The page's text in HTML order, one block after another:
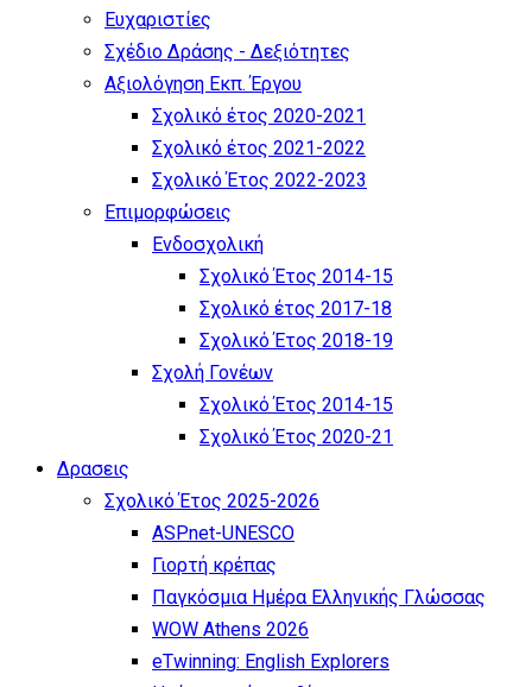
Ευχαριστίες
Σχέδιο Δράσης - Δεξιότητες
Αξιολόγηση Εκπ. Έργου
Σχολικό έτος 2020-2021
Σχολικό έτος 2021-2022
Σχολικό Έτος 2022-2023
Επιμορφώσεις
Ενδοσχολική
Σχολικό Έτος 2014-15
Σχολικό έτος 2017-18
Σχολικό Έτος 2018-19
Σχολή Γονέων
Σχολικό Έτος 2014-15
Σχολικό Έτος 2020-21
Δρασεις
Σχολικό Έτος 2025-2026
ASPnet-UNESCO
Γιορτή κρέπας
Παγκόσμια Ημέρα Ελληνικής Γλώσσας
WOW Athens 2026
eTwinning: English Explorers